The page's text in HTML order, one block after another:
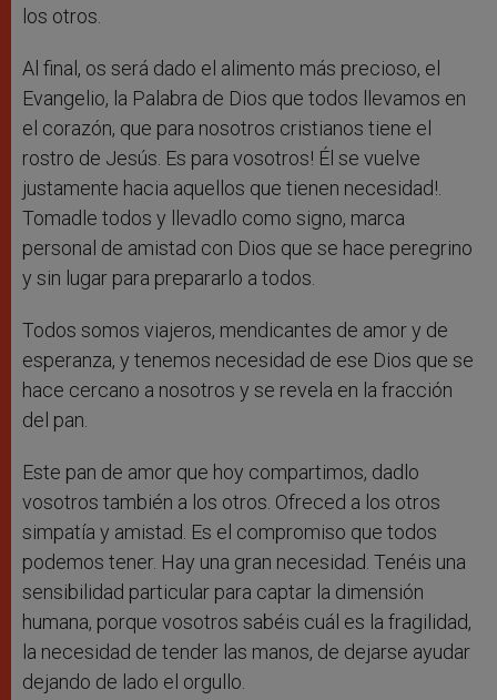
los otros.
Al final, os será dado el alimento más precioso, el
Evangelio, la Palabra de Dios que todos llevamos en
el corazón, que para nosotros cristianos tiene el
rostro de Jesús. Es para vosotros! Él se vuelve
justamente hacia aquellos que tienen necesidad!.
Tomadle todos y llevadlo como signo, marca
personal de amistad con Dios que se hace peregrino
y sin lugar para prepararlo a todos.
Todos somos viajeros, mendicantes de amor y de
esperanza, y tenemos necesidad de ese Dios que se
hace cercano a nosotros y se revela en la fracción
del pan.
Este pan de amor que hoy compartimos, dadlo
vosotros también a los otros. Ofreced a los otros
simpatía y amistad. Es el compromiso que todos
podemos tener. Hay una gran necesidad. Tenéis una
sensibilidad particular para captar la dimensión
humana, porque vosotros sabéis cuál es la fragilidad,
la necesidad de tender las manos, de dejarse ayudar
dejando de lado el orgullo.